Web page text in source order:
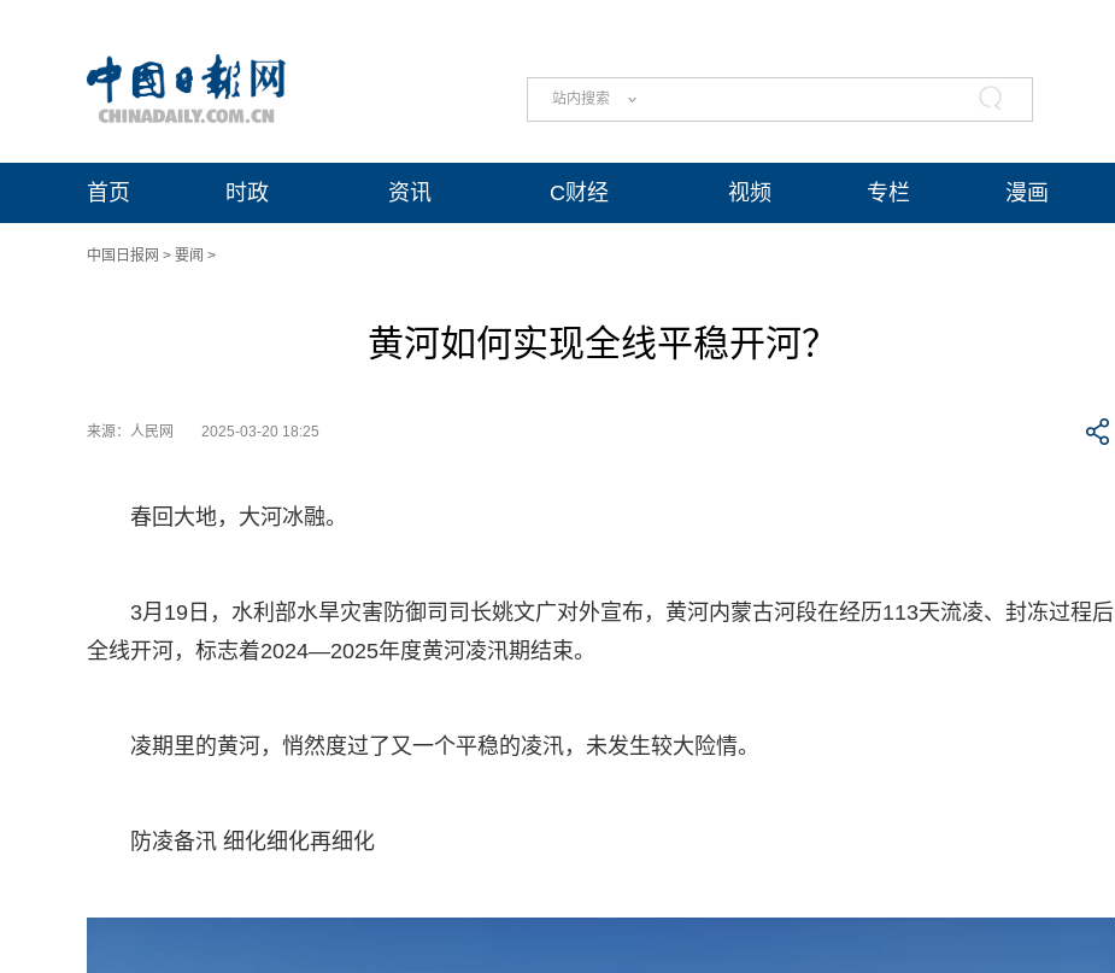
站内搜索
首页 时政 资讯 C财经 视频 专栏 漫画
中国日报网 > 要闻 >
黄河如何实现全线平稳开河？
来源：人民网 2025-03-20 18:25
春回大地，大河冰融。
3月19日，水利部水旱灾害防御司司长姚文广对外宣布，黄河内蒙古河段在经历113天流凌、封冻过程后
全线开河，标志着2024—2025年度黄河凌汛期结束。
凌期里的黄河，悄然度过了又一个平稳的凌汛，未发生较大险情。
防凌备汛 细化细化再细化